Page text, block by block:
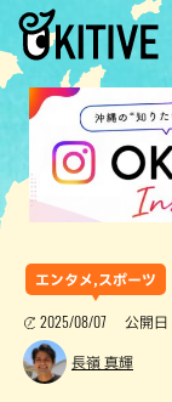
エンタメ,スポーツ
2025/08/07 公開日
長嶺 真輝